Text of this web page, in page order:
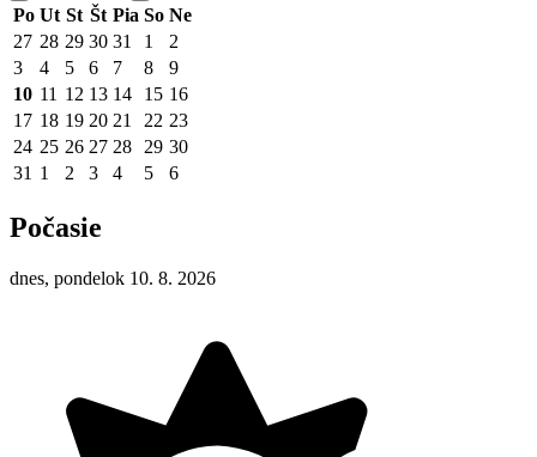
Po Ut St Št Pia So Ne
27 28 29 30 31 1
2
3
4 5 6 7 8
9
10 11 12 13 14 15 16
17 18 19 20 21 22 23
24 25 26 27 28 29 30
31 1 2 3 4 5 6
Počasie
dnes, pondelok 10. 8. 2026